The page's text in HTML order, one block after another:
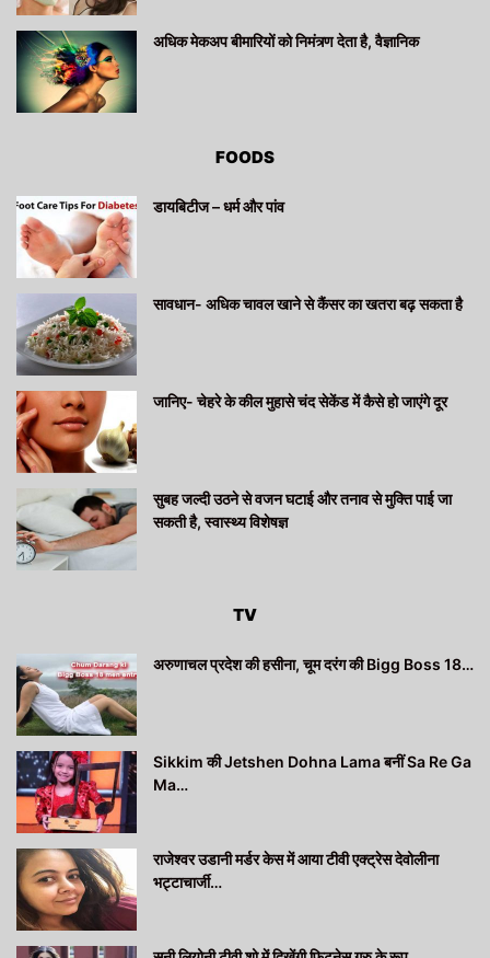
अधिक मेकअप बीमारियों को निमंत्र्ण देता है, वैज्ञानिक
FOODS
डायबिटीज – धर्म और पांव
सावधान- अधिक चावल खाने से कैंसर का खतरा बढ़ सकता है
जानिए- चेहरे के कील मुहासे चंद सेकेंड में कैसे हो जाएंगे दूर
सुबह जल्दी उठने से वजन घटाई और तनाव से मुक्ति पाई जा
सकती है, स्वास्थ्य विशेषज्ञ
TV
अरुणाचल प्रदेश की हसीना, चूम दरंग की Bigg Boss 18…
Sikkim की Jetshen Dohna Lama बनीं Sa Re Ga
Ma…
राजेश्वर उडानी मर्डर केस में आया टीवी एक्ट्रेस देवोलीना
भट्टाचार्जी…